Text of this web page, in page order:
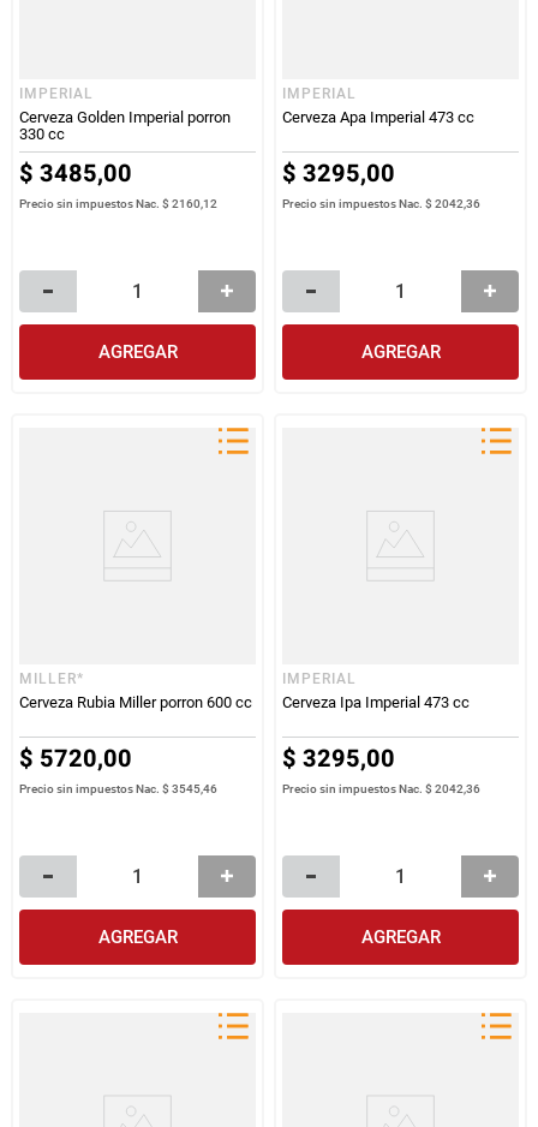
IMPERIAL
Cerveza Golden Imperial porron
330 cc
$ 3485,00
Precio sin impuestos Nac.$ 2160,12
AGREGAR
IMPERIAL
Cerveza Apa Imperial 473 cc
$ 3295,00
Precio sin impuestos Nac.$ 2042,36
AGREGAR
MILLER*
Cerveza Rubia Miller porron 600 cc
$ 5720,00
Precio sin impuestos Nac.$ 3545,46
AGREGAR
IMPERIAL
Cerveza Ipa Imperial 473 cc
$ 3295,00
Precio sin impuestos Nac.$ 2042,36
AGREGAR